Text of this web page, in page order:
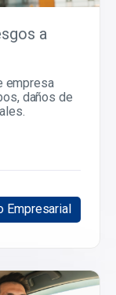
a
empresa
daños de
Empresarial